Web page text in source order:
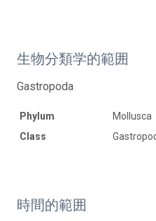
生物分類学的範囲
Gastropoda
Phylum
Mollusca
Class
時間的範囲